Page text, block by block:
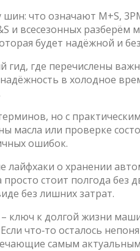
что означают M+S,
и всесезонных разберём
будет надёжной и
гид, где перечислены
в холодное
но с
масла или проверке
ошибок.
о хранении
стоит полгода без
без лишних затрат.
– ключ к долгой жизни
что‑то осталось
самым